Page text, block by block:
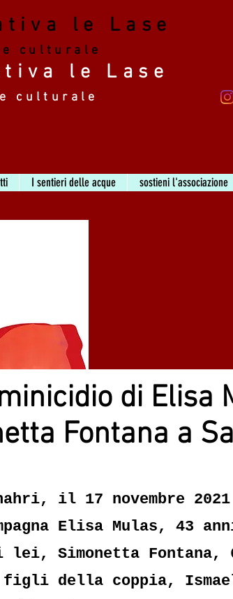
le Lase
culturale
le Lase
culturale
I sentieri delle acque sostieni l'associazione
di Elisa
Fontana a
il 17 novembre
Elisa Mulas, 43
lei, Simonetta Fontana,
della coppia,